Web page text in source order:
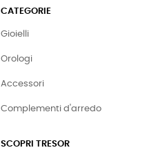
CATEGORIE
Gioielli
Orologi
Accessori
Complementi d'arredo
SCOPRI TRESOR